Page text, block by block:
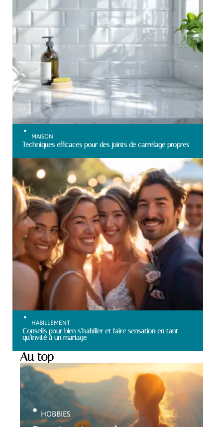
MAISON
Techniques efficaces pour des joints de carrelage propres
HABILLEMENT
Conseils pour bien s’habiller et faire sensation en tant
qu’invité à un mariage
Au top
HOBBIES